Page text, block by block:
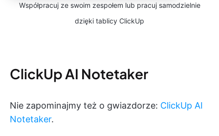
Współpracuj ze swoim zespołem lub pracuj samodzielnie
dzięki tablicy ClickUp
ClickUp AI Notetaker
Nie zapominajmy też o gwiazdorze: ClickUp AI
Notetaker.